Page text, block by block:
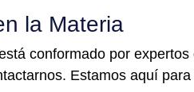
la Materia
conformado por
Estamos aquí